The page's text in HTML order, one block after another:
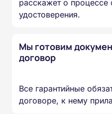
расскажет о процессе
удостоверения.
Мы готовим
договор
Все гарантийные
договоре, к нему